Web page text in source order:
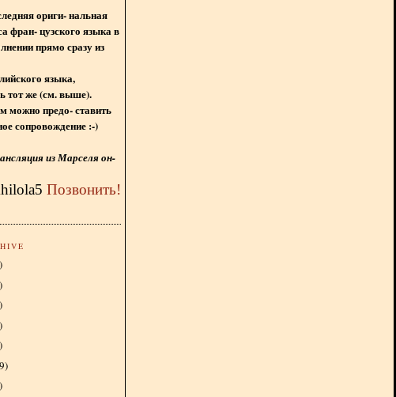
ориги- нальная
фран- цузского языка в
прямо сразу из
языка,
тот же (см. выше).
предо- ставить
сопровождение :-)
из Марселя он-
Позвонить!
)
)
)
)
)
)
)